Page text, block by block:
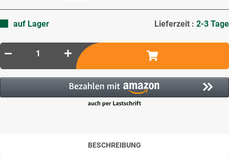
auf Lager Lieferzeit : 2-3 Tage
BESCHREIBUNG